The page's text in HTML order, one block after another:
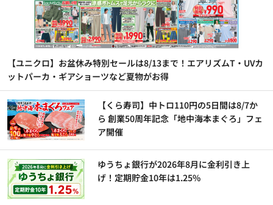
【ユニクロ】お盆休み特別セールは8/13まで！エアリズムT・UVカ
ットパーカ・ギアショーツなど夏物がお得
【くら寿司】中トロ110円の5日間は8/7か
ら 創業50周年記念「地中海本まぐろ」フェ
ア開催
ゆうちょ銀行が2026年8月に金利引き上
げ！定期貯金10年は1.25%